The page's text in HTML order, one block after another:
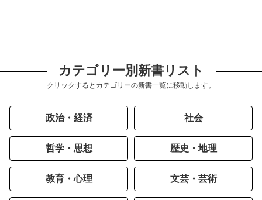
カテゴリー別新書リスト
クリックするとカテゴリーの新書一覧に移動します。
政治・経済 社会
哲学・思想 歴史・地理
教育・心理 文芸・芸術